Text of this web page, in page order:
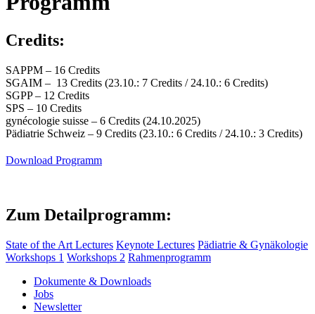
Credits:
SAPPM – 16 Credits
SGAIM – 13 Credits (23.10.: 7 Credits / 24.10.: 6 Credits)
SGPP – 12 Credits
SPS – 10 Credits
gynécologie suisse – 6 Credits (24.10.2025)
Pädiatrie Schweiz – 9 Credits (23.10.: 6 Credits / 24.10.: 3 Credits)
Download Programm
Zum Detailprogramm:
State of the Art Lectures Keynote Lectures Pädiatrie & Gynäkologie
Workshops 1 Workshops 2 Rahmenprogramm
Dokumente & Downloads
Jobs
Newsletter